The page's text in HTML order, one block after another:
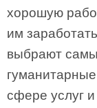
хорошую
им
выбрают
сфере услуг